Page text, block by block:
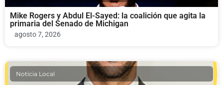
Mike Rogers y Abdul El-Sayed: la coalición que agita la
primaria del Senado de Michigan
agosto 7, 2026
Noticia Local